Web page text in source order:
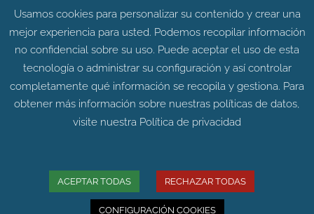
Aviso Legal
Política de Privacidad
Edificio de Geológicas. Pedro Cerbuna 12 - 50009
ZARAGOZA
Usamos cookies para personalizar su contenido y crear una
mejor experiencia para usted. Podemos recopilar información
no confidencial sobre su uso. Puede aceptar el uso de esta
tecnología o administrar su configuración y así controlar
completamente qué información se recopila y gestiona. Para
obtener más información sobre nuestras políticas de datos,
visite nuestra Política de privacidad
ACEPTAR TODAS RECHAZAR TODAS
CONFIGURACIÓN COOKIES